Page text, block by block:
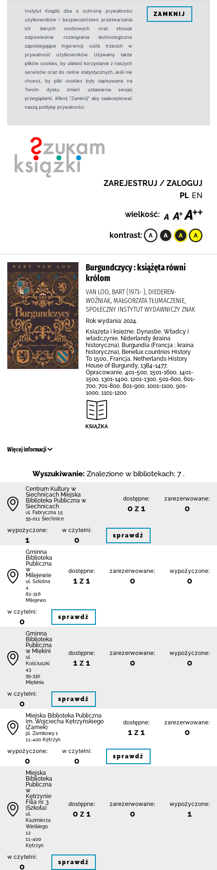
Instytut Książki dba o ochronę prywatności
użytkowników i bezpieczeństwo przetwarzania
ich danych osobowych oraz stosuje
odpowiednie rozwiązania technologiczne
zapobiegające ingerencji osób trzecich w
prywatność użytkowników. Używamy także
plików cookies, by ułatwić korzystanie z naszych
serwisów oraz do celów statystycznych.Jeśli nie
chcesz, by pliki cookies były zapisywane na
Twoim dysku zmień ustawienia swojej
przeglądarki. Kliknij "Zamknij" aby zaakceptować
naszą politykę prywatności.
ZAMKNIJ
ZAREJESTRUJ / ZALOGUJ
PL EN
wielkość:
kontrast:
Burgundczycy : książęta równi
królom
VAN LOO, BART (1973- ), DIEDEREN-
WOŹNIAK, MAŁGORZATA TŁUMACZENIE,
SPOŁECZNY INSTYTUT WYDAWNICZY ZNAK
Rok wydania: 2024.
Książęta i księżne, Dynastie, Władcy i
władczynie, Niderlandy (kraina
historyczna), Burgundia (Francja ; kraina
historyczna), Benelux countries History
To 1500., Francja, Netherlands History
House of Burgundy, 1384-1477,
Opracowanie, 401-500, 1501-1600, 1401-
1500, 1301-1400, 1201-1300, 501-600, 601-
700, 701-800, 801-900, 1001-1100, 901-
1000, 1101-1200
Więcej informacji
Wyszukiwanie: Znalezione w bibliotekach: 7 .
Centrum Kultury w
Siechnicach Miejska
Biblioteka Publiczna w
Siechnicach
ul. Fabryczna 15
55-011 Siechnice
dostępne:
0 z 1
zarezerwowane:
0
wypożyczone:
1
w czytelni:
0 sprawdź
Gminna
Biblioteka
Publiczna
w
Milejewie
ul. Szkolna
4
82-316
Milejewo
dostępne:
1 z 1
zarezerwowane:
0
wypożyczone:
0
w czytelni:
0 sprawdź
Gminna
Biblioteka
Publiczna
w Miękini
ul.
Kościuszki
43
55-330
Miękinia
dostępne:
1 z 1
zarezerwowane:
0
wypożyczone:
0
w czytelni:
0 sprawdź
Miejska Biblioteka Publiczna
im. Wojciecha Kętrzyńskiego
(Zamek)
pl. Zamkowy 1
11-400 Kętrzyn
dostępne:
1 z 1
zarezerwowane:
0
wypożyczone:
0
w czytelni:
0 sprawdź
Miejska
Biblioteka
Publiczna
w
Kętrzynie
Filia nr. 3
(Szkoła)
ul.
Kazimierza
Wielkiego
12
11-400
Kętrzyn
dostępne:
0 z 1
zarezerwowane:
0
wypożyczone:
1
w czytelni:
0 sprawdź